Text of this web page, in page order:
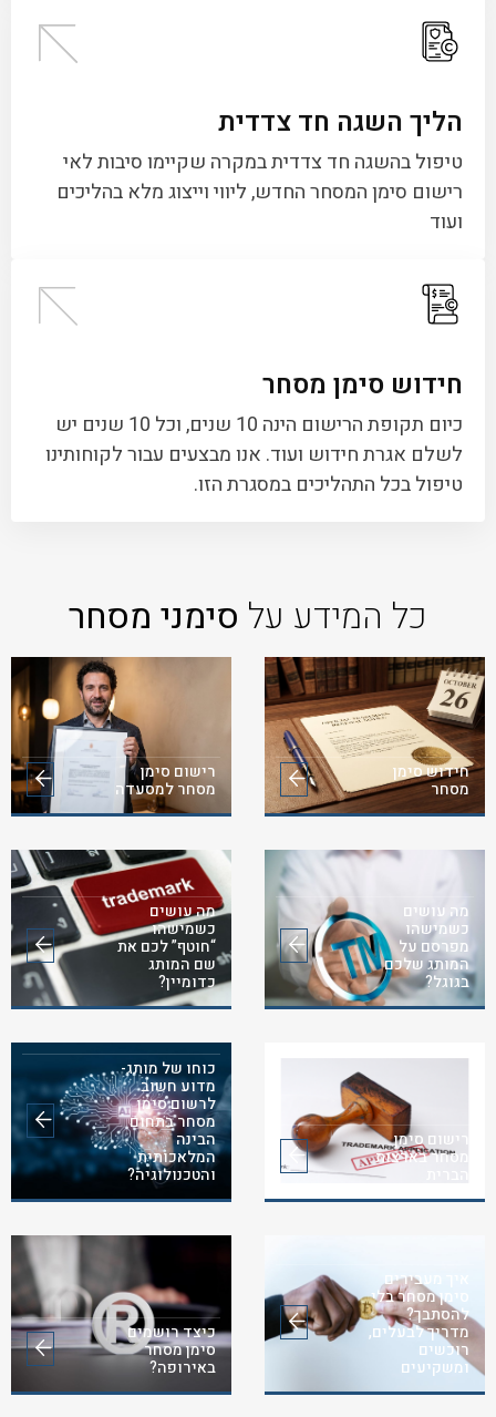
הליך השגה חד צדדית
טיפול בהשגה חד צדדית במקרה שקיימו סיבות לאי
רישום סימן המסחר החדש, ליווי וייצוג מלא בהליכים
ועוד
חידוש סימן מסחר
כיום תקופת הרישום הינה 10 שנים, וכל 10 שנים יש
לשלם אגרת חידוש ועוד. אנו מבצעים עבור לקוחותינו
טיפול בכל התהליכים במסגרת הזו.
כל המידע על סימני מסחר
חידוש סימן
מסחר
רישום סימן
מסחר למסעדה
מה עושים
כשמישהו
מפרסם על
המותג שלכם
בגוגל?
מה עושים
כשמישהו
“חוטף” לכם את
שם המותג
כדומיין?
רישום סימן
מסחר בארצות
כוחו של מותג-
מדוע חשוב
לרשום סימן
מסחר בתחום
הבינה
המלאכותית
והטכנולוגיה?
איך מעבירים
סימן מסחר בלי
להסתבך?
מדריך לבעלים,
רוכשים
ומשקיעים
כיצד רושמים
סימן מסחר
באירופה?